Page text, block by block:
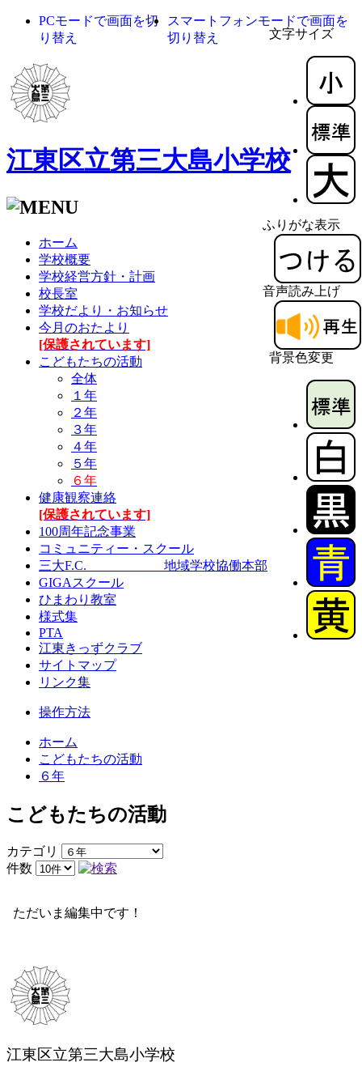
文字サイズ
ふりがな表示
音声読み上げ
背景色変更
PCモードで画面を切
り替え
スマートフォンモードで画面を
切り替え
江東区立第三大島小学校
ホーム
学校概要
学校経営方針・計画
校長室
学校だより・お知らせ
今月のおたより
[保護されています]
こどもたちの活動
全体
１年
２年
３年
４年
５年
６年
健康観察連絡
[保護されています]
100周年記念事業
コミュニティー・スクール
三大F.C. 地域学校協働本部
GIGAスクール
ひまわり教室
様式集
PTA
江東きっずクラブ
サイトマップ
リンク集
操作方法
ホーム
こどもたちの活動
６年
こどもたちの活動
カテゴリ
件数
ただいま編集中です！
江東区立第三大島小学校